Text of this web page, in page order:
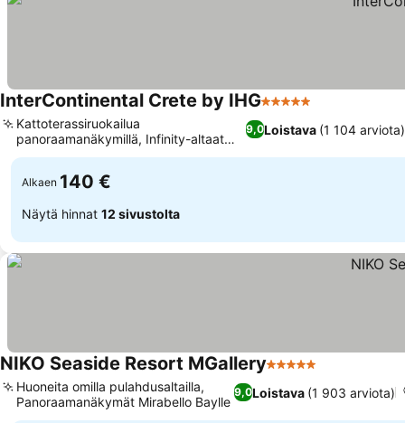
InterContinental Crete by IHG5 Tähtiluokitus
9,0Loistava (1 104 arviota)
Kattoterassiruokailua
panoraamanäkymillä, Infinity-altaat
upeilla näkymillä
Alkaen 140 €
Näytä hinnat 12 sivustolta
NIKO Seaside Resort MGallery5 Tähtiluokitus
9,0Loistava (1 903 arviota)
Huoneita omilla pulahdusaltailla,
Panoraamanäkymät Mirabello Baylle